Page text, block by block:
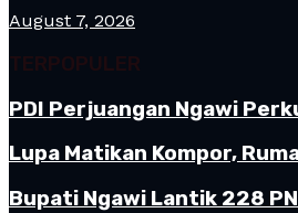
August 7, 2026
TERPOPULER
PDI Perjuangan Ngawi
Lupa Matikan Kompor,
Bupati Ngawi Lantik 228